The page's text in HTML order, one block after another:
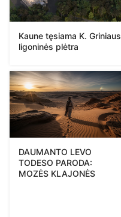
Kaune tęsiama K. Griniaus
ligoninės plėtra
DAUMANTO LEVO
TODESO PARODA:
MOZĖS KLAJONĖS